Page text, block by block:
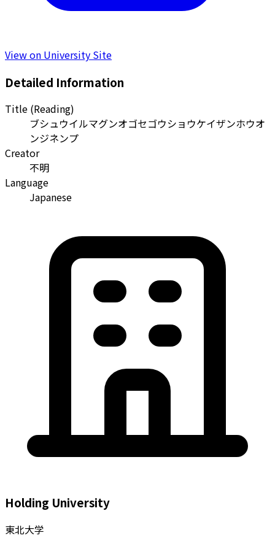
View on University Site
Detailed Information
Title (Reading)
ブシュウイルマグンオゴセゴウショウケイザンホウオ
ンジネンプ
Creator
不明
Language
Japanese
Holding University
東北大学